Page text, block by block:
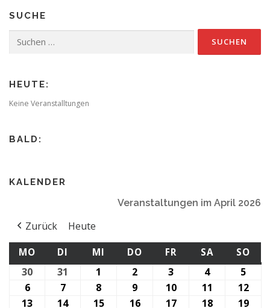
SUCHE
nach:
HEUTE:
Keine Veranstalltungen
BALD:
KALENDER
Veranstaltungen im April 2026
Zurück Heute
MO MONTAG
DI DIENSTAG
MI MITTWOCH
DO DONNERSTAG
FRFREITAG
SASAMSTAG
SO
30
31
2026
1
2026
2
2026
3
April
2026
44.
April
2026
5
April
2026
66.
April
77.
April
8
April
9
April
1010.
April
11
April
1212.
13 1414.
1515.
1616.
1717.
1818.
1919.